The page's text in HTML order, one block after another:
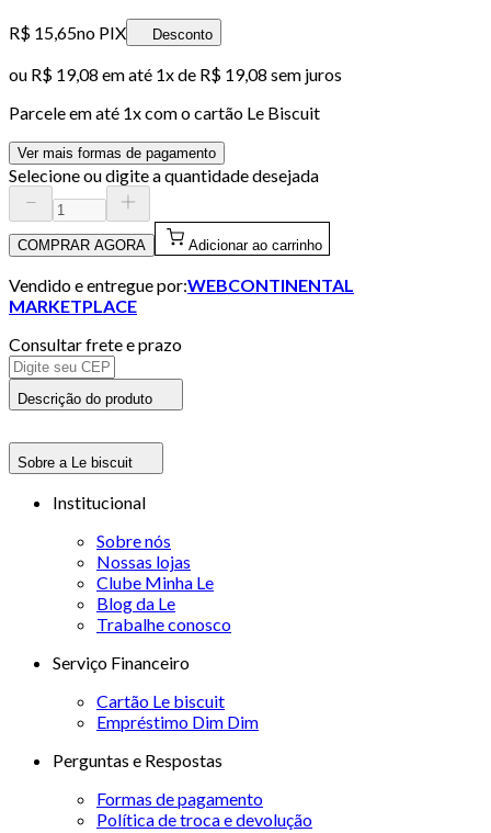
R$ 15,65no PIX Desconto
ou R$ 19,08 em até 1x de R$ 19,08 sem juros
Parcele em até 1x com o cartão Le Biscuit
Ver mais formas de pagamento
Selecione ou digite a quantidade desejada
COMPRAR AGORA Adicionar ao carrinho
Vendido e entregue por:WEBCONTINENTAL
MARKETPLACE
Consultar frete e prazo
Descrição do produto
Sobre a Le biscuit
Institucional
Sobre nós
Nossas lojas
Clube Minha Le
Blog da Le
Trabalhe conosco
Serviço Financeiro
Cartão Le biscuit
Empréstimo Dim Dim
Perguntas e Respostas
Formas de pagamento
Política de troca e devolução